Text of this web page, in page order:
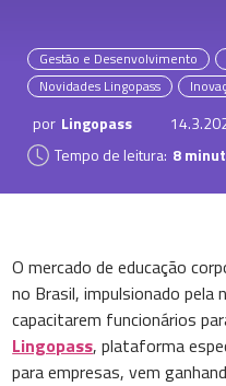
Gestão e Desenvolvimento
Novidades Lingopass
por Lingopass
Tempo de leitura: 8
O mercado de educação
no Brasil, impulsionado pela
capacitarem funcionários
Lingopass, plataforma
para empresas, vem